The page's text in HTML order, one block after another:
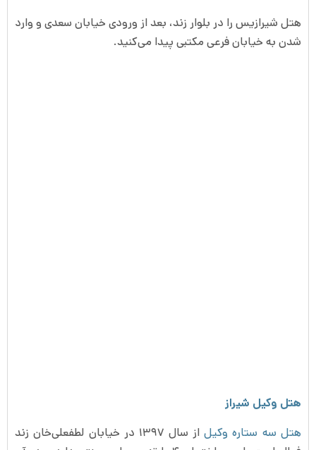
هتل شیرازیس را در بلوار زند، بعد از ورودی خیابان سعدی و وارد
شدن به خیابان فرعی مکتبی پیدا می‌کنید.
هتل وکیل شیراز
هتل سه ستاره وکیل
از سال ۱۳۹۷ در خیابان لطفعلی‌خان زند